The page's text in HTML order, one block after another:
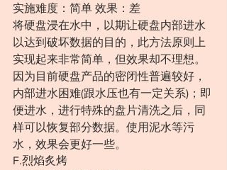
实施难度：简单 效果：差
将硬盘浸在水中，以期让硬盘内部进水
以达到破坏数据的目的，此方法原则上
实现起来非常简单，但效果却不理想。
因为目前硬盘产品的密闭性普遍较好，
内部进水困难(跟水压也有一定关系)；即
便进水，进行特殊的盘片清洗之后，同
样可以恢复部分数据。使用泥水等污
水，效果会更好一些。
F.烈焰炙烤